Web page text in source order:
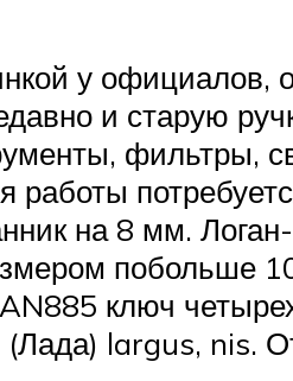
у официалов,
и старую
фильтры,
на 8 мм.
побольше
ключ
largus, nis.